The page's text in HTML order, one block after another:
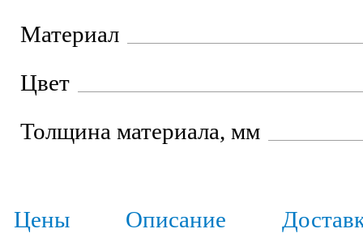
Материал
Цвет
Толщина материала, мм
Цены Описание